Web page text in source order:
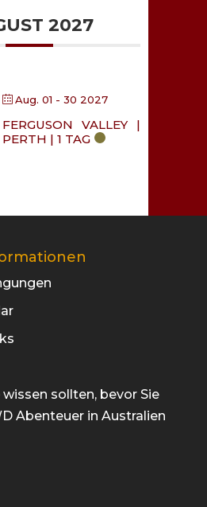
2027
Aug. 01 - 30 2027
FERGUSON VALLEY |
PERTH | 1 TAG
wissen sollten, bevor Sie
Abenteuer in Australien